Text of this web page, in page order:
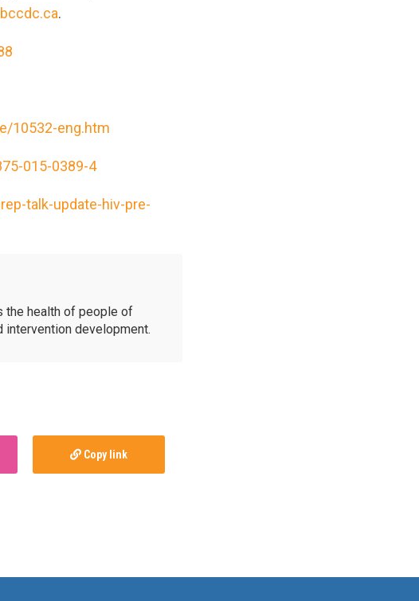
.
10532-eng.htm
015-0389-4
talk-update-hiv-pre-
the health of people of
intervention development.
Copy link